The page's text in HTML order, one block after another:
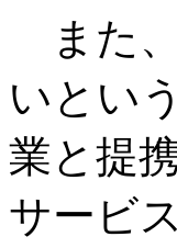
また、
いとい
業と提
サービ